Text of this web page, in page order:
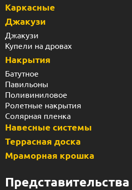
Каркасные
Джакузи
Джакузи
Купели на дровах
Накрытия
Батутное
Павильоны
Поливиниловое
Ролетные накрытия
Солярная пленка
Навесные системы
Террасная доска
Мраморная крошка
Представительства